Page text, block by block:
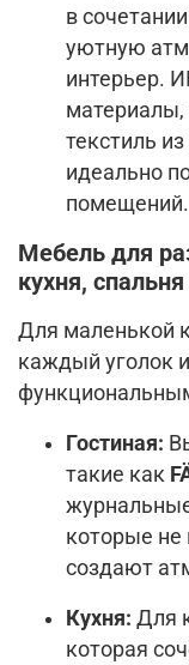
в
уютную
интерьер.
материалы,
текстиль
идеально
помещений.
Мебель для
кухня, спальня
Для маленькой
каждый уголок
Гостиная:
такие как
которые не
создают
Кухня: Для
которая